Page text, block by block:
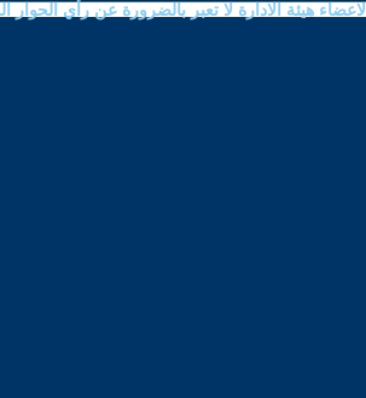
هيئة الادارة لا تعبر بالضرورة عن رأي الحوار